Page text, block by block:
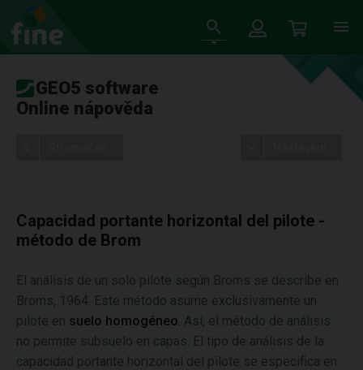
GEO5 software
Online nápověda
Capacidad portante horizontal del pilote -
método de Brom
El análisis de un solo pilote según Broms se describe en
Broms, 1964. Este método asume exclusivamente un
pilote en suelo homogéneo . Así, el método de análisis
no permite subsuelo en capas. El tipo de análisis de la
capacidad portante horizontal del pilote se especifica en